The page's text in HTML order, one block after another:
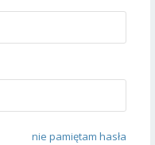
nie pamiętam hasła